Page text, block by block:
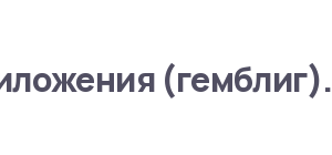
(гемблиг).